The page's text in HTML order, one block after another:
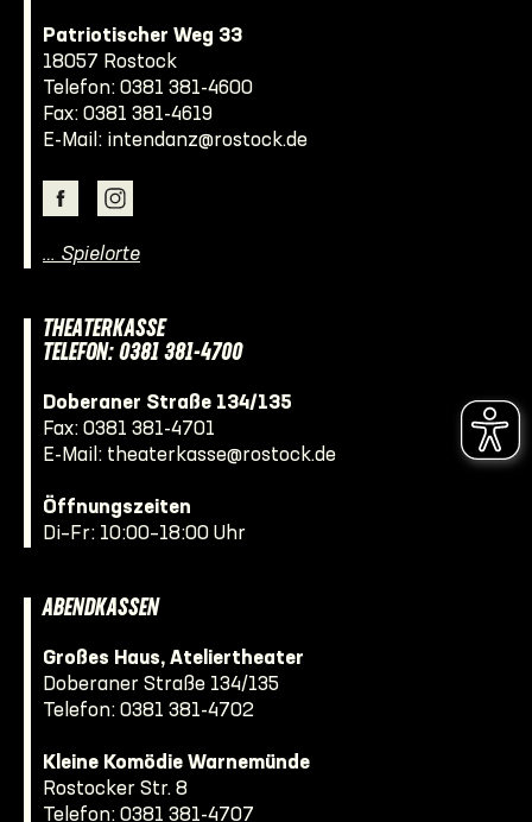
Patriotischer Weg 33
18057 Rostock
Telefon: 0381 381-4600
Fax: 0381 381-4619
E-Mail: intendanz@rostock.de
… Spielorte
THEATERKASSE
TELEFON: 0381 381-4700
Doberaner Straße 134/135
Fax: 0381 381-4701
E-Mail: theaterkasse@rostock.de
Öffnungszeiten
Di–Fr: 10:00–18:00 Uhr
ABENDKASSEN
Großes Haus, Ateliertheater
Doberaner Straße 134/135
Telefon: 0381 381-4702
Kleine Komödie Warnemünde
Rostocker Str. 8
Telefon: 0381 381-4707